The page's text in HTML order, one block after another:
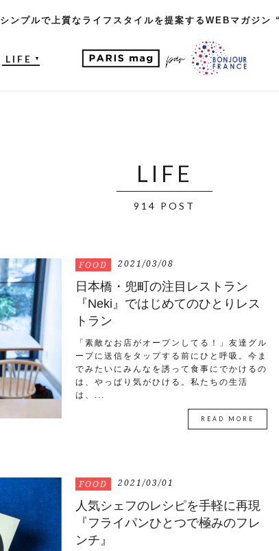
シンプルで上質なライフスタイルを提案するWEBマガジン
LIFE ▼
LIFE
914 POST
FOOD 2021/03/08
日本橋・兜町の注目レストラン
『Neki』ではじめてのひとりレス
トラン
「素敵なお店がオープンしてる！」友達グル
ープに送信をタップする前にひと呼吸。今ま
でみたいにみんなを誘って食事にでかけるの
は、やっぱり気がひける。私たちの生活
は、...
READ MORE
FOOD 2021/03/01
人気シェフのレシピを手軽に再現
『フライパンひとつで極みのフレ
ンチ』